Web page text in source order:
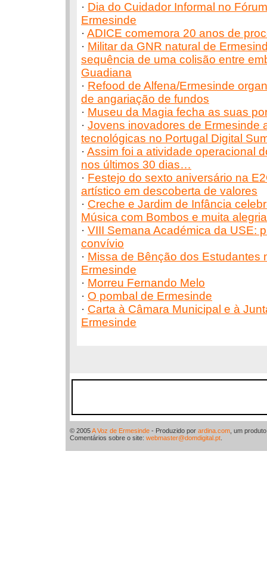
· Dia do Cuidador Informal no
Ermesinde
· ADICE comemora 20 anos de
· Militar da GNR natural de
sequência de uma colisão entre
Guadiana
· Refood de Alfena/Ermesinde
de angariação de fundos
· Museu da Magia fecha as suas
· Jovens inovadores de Ermesinde
tecnológicas no Portugal Digital
· Assim foi a atividade operacional
nos últimos 30 dias…
· Festejo do sexto aniversário na
artístico em descoberta de valores
· Creche e Jardim de Infância
Música com Bombos e muita alegria
· VIII Semana Académica da USE:
convívio
· Missa de Bênção dos Estudantes
Ermesinde
· Morreu Fernando Melo
· O pombal de Ermesinde
· Carta à Câmara Municipal e à
Ermesinde
© 2005A Voz de Ermesinde - Produzido por ardina.com , um
Comentários sobre o site: webmaster@domdigital.pt